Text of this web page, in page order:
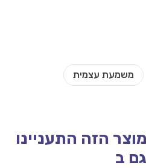
הזה התעניינו
גם ב